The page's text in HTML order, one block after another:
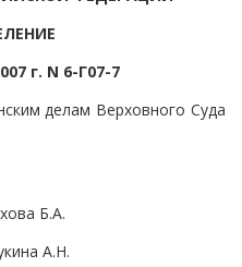
г. N 6-Г07-7
делам Верховного Суда
Б.А.
А.Н.